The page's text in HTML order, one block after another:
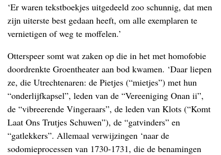
‘Er waren tekstboekjes uitgedeeld zoo schunnig, dat men
zijn uiterste best gedaan heeft, om alle exemplaren te
vernietigen of weg te moffelen.’
Otterspeer somt wat zaken op die in het met homofobie
doordrenkte Groentheater aan bod kwamen. ‘Daar liepen
ze, die Utrechtenaren: de Pietjes (“mietjes”) met hun
“onderlijfkapsel”, leden van de “Vereeniging Onan ii”,
de “vibreerende Vingeraars”, de leden van Klots (“Komt
Laat Ons Trutjes Schuwen”), de “gatvinders” en
“gatlekkers”. Allemaal verwijzingen ‘naar de
sodomieprocessen van 1730-1731, die de benamingen